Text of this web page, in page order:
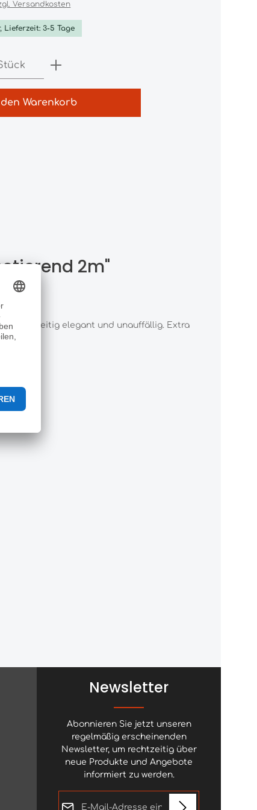
Versandkosten
Lieferzeit: 3-5 Tage
Gib den gewünschten
Warenkorb
2m"
gleichzeitig elegant und unauffällig. Extra
Newsletter
Abonnieren Sie jetzt unseren
regelmäßig erscheinenden
Newsletter, um rechtzeitig über
neue Produkte und Angebote
informiert zu werden.
E-Mail-Adresse*